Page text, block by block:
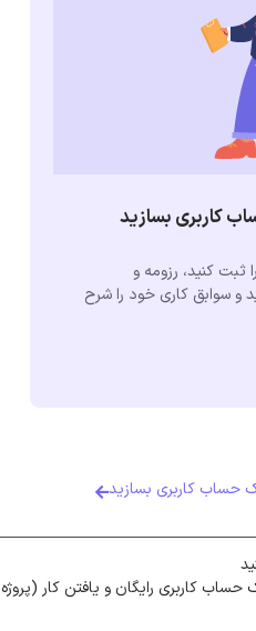
کاربری بسازید
کنید، رزومه و
و سوابق کاری خود را شرح
حساب کاربری بسازید
کاربری رایگان و یافتن کار